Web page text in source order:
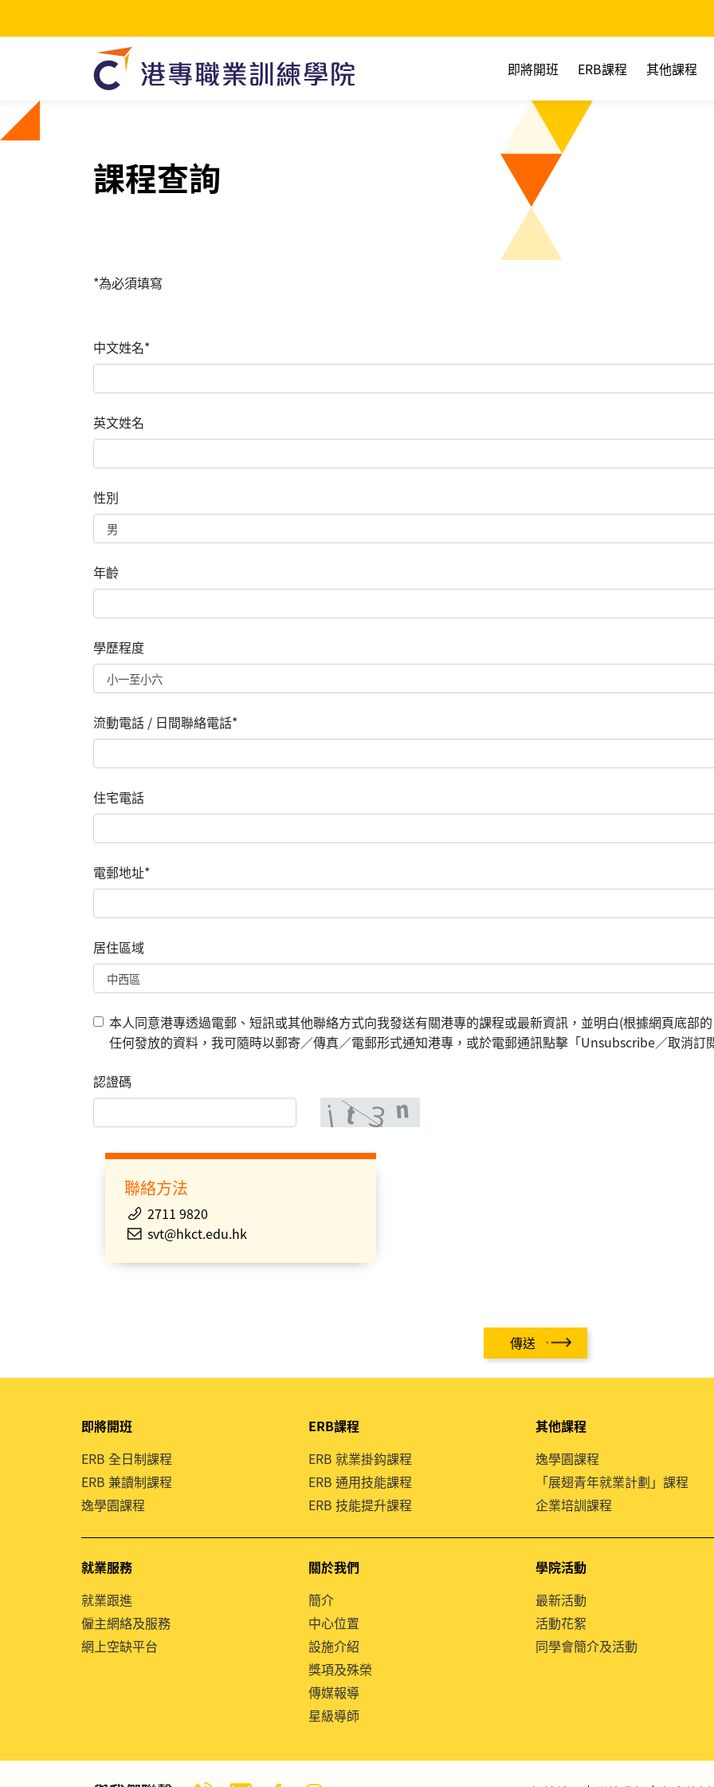
即將開班 ERB課程 其他課程
課程查詢
*為必須填寫
中文姓名*
英文姓名
性別
年齡
學歷程度
流動電話 / 日間聯絡電話*
住宅電話
電郵地址*
居住區域
本人同意港專透過電郵、短訊或其他聯絡方式向我發送有關港專的課程或最新資訊，並明白(根據網頁底部
任何發放的資料，我可隨時以郵寄／傳真／電郵形式通知港專，或於電郵通訊點擊「Unsubscribe／取消訂
認證碼
聯絡方法
2711 9820
svt@hkct.edu.hk
傳送
即將開班
ERB 全日制課程
ERB 兼讀制課程
逸學園課程
ERB課程
ERB 就業掛鈎課程
ERB 通用技能課程
ERB 技能提升課程
其他課程
逸學園課程
「展翅青年就業計劃」課程
企業培訓課程
就業服務
就業跟進
僱主網絡及服務
網上空缺平台
關於我們
簡介
中心位置
設施介紹
獎項及殊榮
傳媒報導
星級導師
學院活動
最新活動
活動花絮
同學會簡介及活動